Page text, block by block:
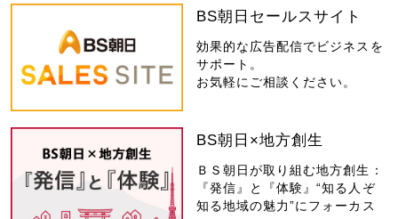
BS朝日セールスサイト
効果的な広告配信でビジネスを
サポート。
お気軽にご相談ください。
BS朝日×地方創生
ＢＳ朝日が取り組む地方創生：
『発信』と『体験』“知る人ぞ
知る地域の魅力”にフォーカス